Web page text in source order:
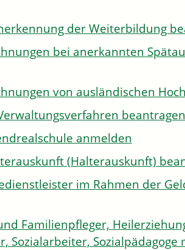
der Weiterbildung
bei anerkannten
von ausländischen
beantragen
anmelden
(Halterauskunft)
im Rahmen der
Familienpfleger,
Sozialarbeiter, Sozialpädagoge